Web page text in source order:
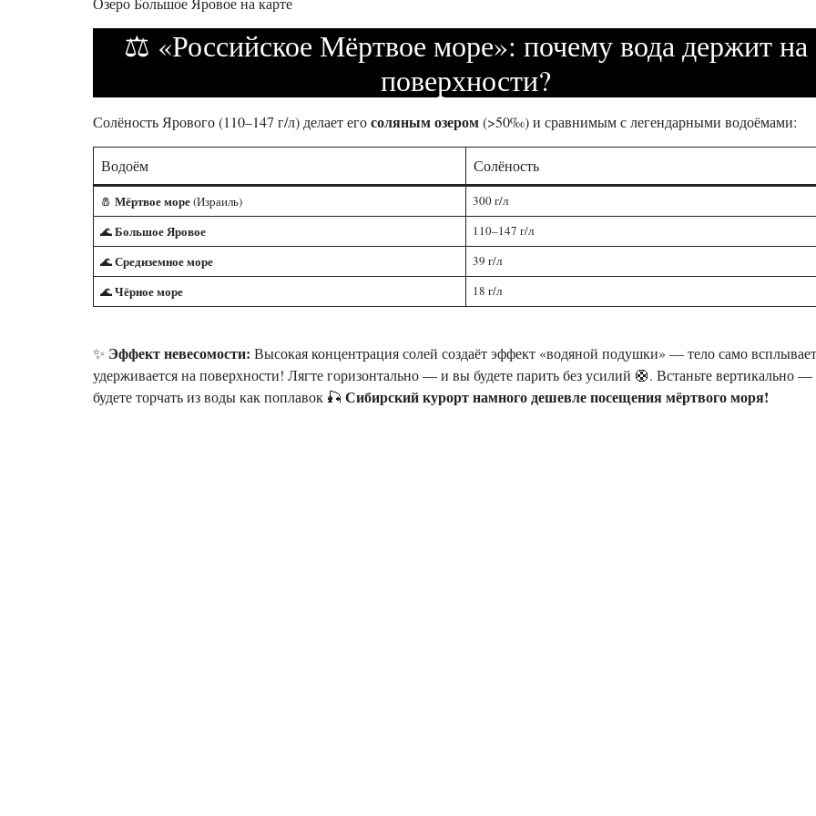
⚖️ «Российское Мёртвое море»: почему вода держит на
поверхности?
Солёность Ярового (110–147 г/л) делает егосоляным озером(>50‰) и сравнимым с легендарными водоёмами:
Водоём Солёность
🧂 Мёртвое море(Израиль)
300 г/л
🌊Большое Яровое
110–147 г/л
🌊Средиземное море
39 г/л
🌊Чёрное море 18 г/л
✨ Эффект невесомости: Высокая концентрация солей создаёт эффект «водяной подушки» — тело само
удерживается на поверхности! Лягте горизонтально — и вы будете парить без усилий 🛟. Встаньте вертикально —
будете торчать из воды как поплавок 🎣 Сибирский курорт намного дешевле посещения мёртвого моря!